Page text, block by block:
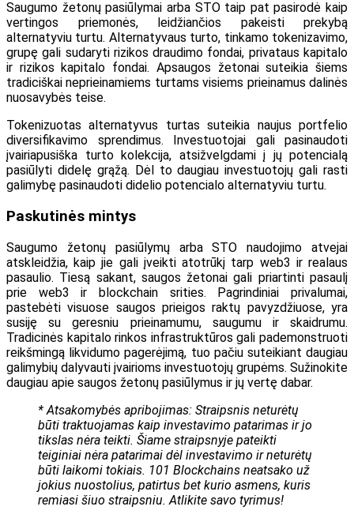
Saugumo žetonų pasiūlymai arba STO taip pat pasirodė kaip
vertingos priemonės, leidžiančios pakeisti prekybą
alternatyviu turtu. Alternatyvaus turto, tinkamo tokenizavimo,
grupę gali sudaryti rizikos draudimo fondai, privataus kapitalo
ir rizikos kapitalo fondai. Apsaugos žetonai suteikia šiems
tradiciškai neprieinamiems turtams visiems prieinamus dalinės
nuosavybės teise.
Tokenizuotas alternatyvus turtas suteikia naujus portfelio
diversifikavimo sprendimus. Investuotojai gali pasinaudoti
įvairiapusiška turto kolekcija, atsižvelgdami į jų potencialą
pasiūlyti didelę grąžą. Dėl to daugiau investuotojų gali rasti
galimybę pasinaudoti didelio potencialo alternatyviu turtu.
Paskutinės mintys
Saugumo žetonų pasiūlymų arba STO naudojimo atvejai
atskleidžia, kaip jie gali įveikti atotrūkį tarp web3 ir realaus
pasaulio. Tiesą sakant, saugos žetonai gali priartinti pasaulį
prie web3 ir blockchain srities. Pagrindiniai privalumai,
pastebėti visuose saugos prieigos raktų pavyzdžiuose, yra
susiję su geresniu prieinamumu, saugumu ir skaidrumu.
Tradicinės kapitalo rinkos infrastruktūros gali pademonstruoti
reikšmingą likvidumo pagerėjimą, tuo pačiu suteikiant daugiau
galimybių dalyvauti įvairioms investuotojų grupėms. Sužinokite
daugiau apie saugos žetonų pasiūlymus ir jų vertę dabar.
* Atsakomybės apribojimas: Straipsnis neturėtų
būti traktuojamas kaip investavimo patarimas ir jo
tikslas nėra teikti. Šiame straipsnyje pateikti
teiginiai nėra patarimai dėl investavimo ir neturėtų
būti laikomi tokiais. 101 Blockchains neatsako už
jokius nuostolius, patirtus bet kurio asmens, kuris
remiasi šiuo straipsniu. Atlikite savo tyrimus!